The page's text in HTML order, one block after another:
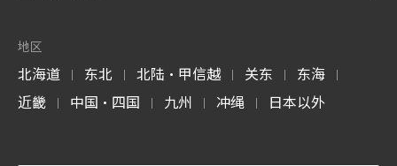
地区
北海道 | 东北 | 北陆・甲信越 | 关东 | 东海 |
近畿 | 中国・四国 | 九州 | 冲绳 | 日本以外